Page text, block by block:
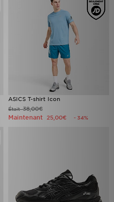
ASICS T-shirt Icon
Était38,00€
Maintenant 25,00€ - 34%